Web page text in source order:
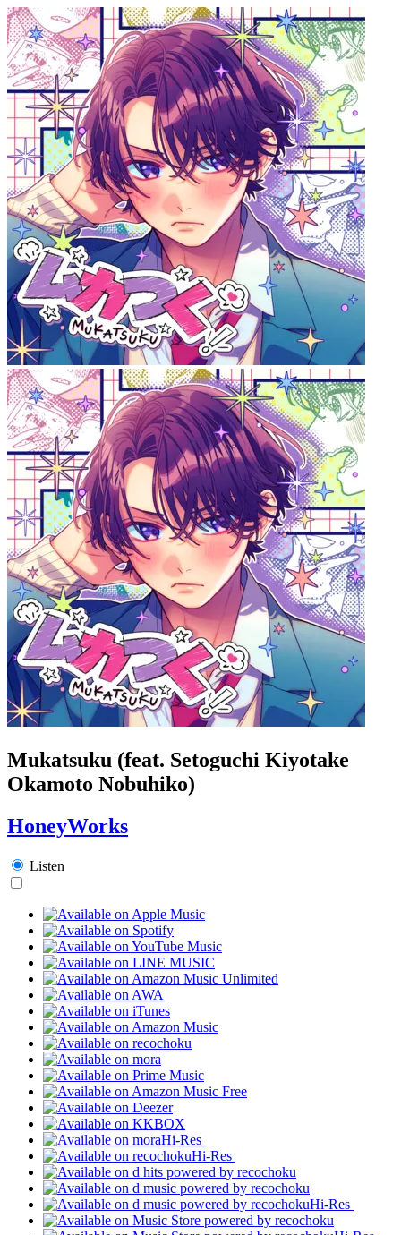
Mukatsuku (feat. Setoguchi Kiyotake
Okamoto Nobuhiko)
HoneyWorks
Listen
Hi-Res
Hi-Res
Hi-Res